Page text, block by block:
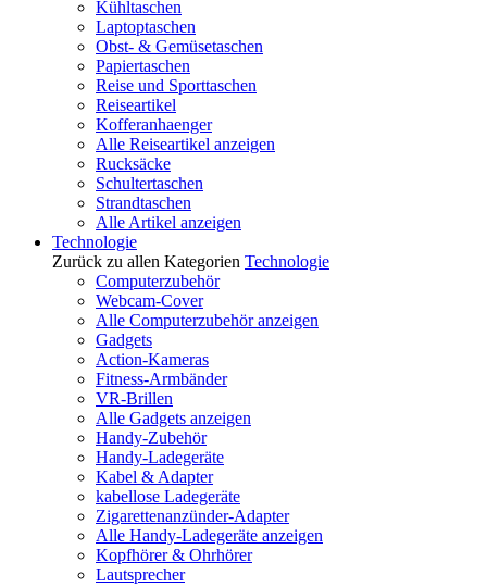
Kühltaschen
Laptoptaschen
Obst- & Gemüsetaschen
Papiertaschen
Reise und Sporttaschen
Reiseartikel
Kofferanhaenger
Alle Reiseartikel anzeigen
Rucksäcke
Schultertaschen
Strandtaschen
Alle Artikel anzeigen
Technologie
Zurück zu allen Kategorien Technologie
Computerzubehör
Webcam-Cover
Alle Computerzubehör anzeigen
Gadgets
Action-Kameras
Fitness-Armbänder
VR-Brillen
Alle Gadgets anzeigen
Handy-Zubehör
Handy-Ladegeräte
Kabel & Adapter
kabellose Ladegeräte
Zigarettenanzünder-Adapter
Alle Handy-Ladegeräte anzeigen
Kopfhörer & Ohrhörer
Lautsprecher